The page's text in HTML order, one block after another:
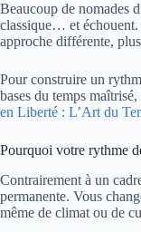
Beaucoup de nomades
classique… et
approche différente,
Pour construire un
bases du temps
en Liberté : L’Art du
Pourquoi votre rythme
Contrairement à un
permanente. Vous
même de climat ou de